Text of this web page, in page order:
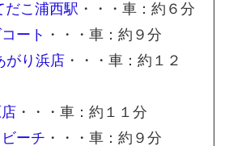
だこ浦西駅 ・・・車：約６分
ート ・・・車：約９分
がり浜店 ・・・車：約１２
・・・車：約１１分
ーチ ・・・車：約９分